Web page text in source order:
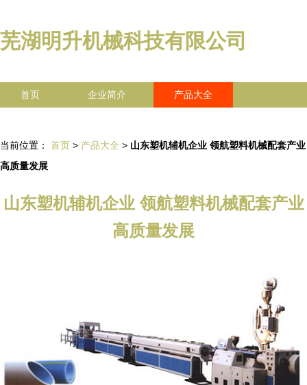
芜湖明升机械科技有限公司
首页 企业简介 产品大全
当前位置： 首页 > 产品大全 > 山东塑机辅机企业 领航塑料机械配套产业
高质量发展
山东塑机辅机企业 领航塑料机械配套产业
高质量发展